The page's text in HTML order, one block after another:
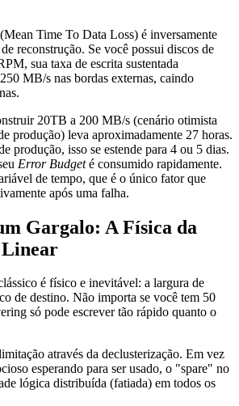
Time To Data Loss) é inversamente
reconstrução. Se você possui discos de
sua taxa de escrita sustentada
MB/s nas bordas externas, caindo
20TB a 200 MB/s (cenário otimista
produção) leva aproximadamente 27 horas.
produção, isso se estende para 4 ou 5 dias.
Error Budgeté consumido rapidamente.
de tempo, que é o único fator que
após uma falha.
Gargalo: A Física da
Linear
é físico e inevitável: a largura de
de destino. Não importa se você tem 50
só pode escrever tão rápido quanto o
através da declusterização. Em vez
esperando para ser usado, o "spare" no
lógica distribuída (fatiada) em todos os